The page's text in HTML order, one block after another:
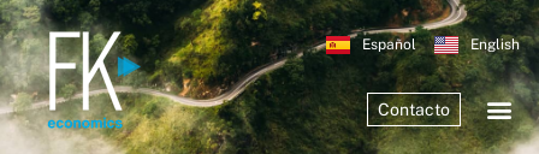
Español English
Contacto